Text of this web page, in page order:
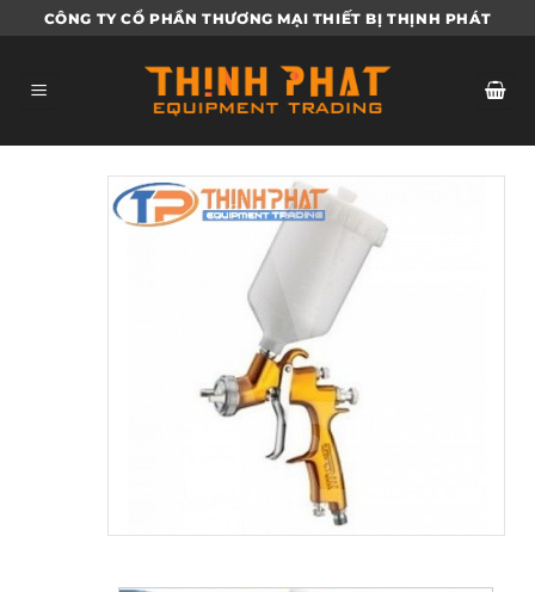
qua
dung
CÔNG TY CỔ PHẦN THƯƠNG MẠI THIẾT BỊ THỊNH PHÁT